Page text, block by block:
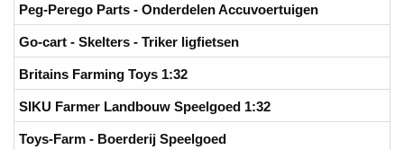
Peg-Perego Parts - Onderdelen Accuvoertuigen
Go-cart - Skelters - Triker ligfietsen
Britains Farming Toys 1:32
SIKU Farmer Landbouw Speelgoed 1:32
Toys-Farm - Boerderij Speelgoed